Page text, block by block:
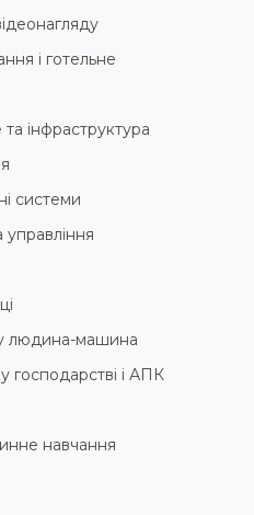
і готельне
інфраструктура
системи
управління
людина-машина
господарстві і АПК
навчання